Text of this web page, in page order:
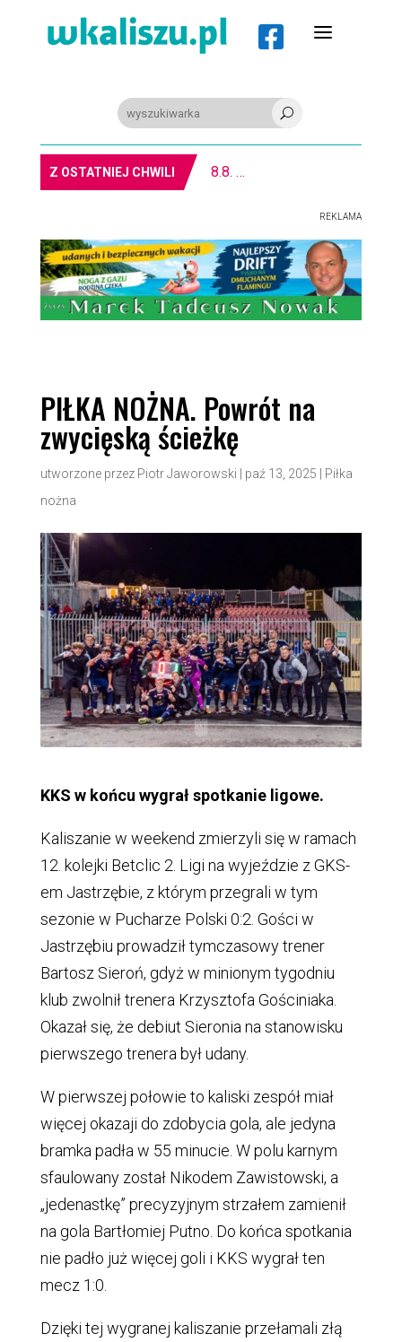
 a
U
Z OSTATNIEJ CHWILI REGION. Mołdawska współpraca Powiatu Kaliskiego
REKLAMA
PIŁKA NOŻNA. Powrót na
zwycięską ścieżkę
utworzone przez Piotr Jaworowski | paź 13, 2025 | Piłka
nożna
KKS w końcu wygrał spotkanie ligowe.
Kaliszanie w weekend zmierzyli się w ramach
12. kolejki Betclic 2. Ligi na wyjeździe z GKS-
em Jastrzębie, z którym przegrali w tym
sezonie w Pucharze Polski 0:2. Gości w
Jastrzębiu prowadził tymczasowy trener
Bartosz Sieroń, gdyż w minionym tygodniu
klub zwolnił trenera Krzysztofa Gościniaka.
Okazał się, że debiut Sieronia na stanowisku
pierwszego trenera był udany.
W pierwszej połowie to kaliski zespół miał
więcej okazaji do zdobycia gola, ale jedyna
bramka padła w 55 minucie. W polu karnym
sfaulowany został Nikodem Zawistowski, a
„jedenastkę” precyzyjnym strzałem zamienił
na gola Bartłomiej Putno. Do końca spotkania
nie padło już więcej goli i KKS wygrał ten
mecz 1:0.
Dzięki tej wygranej kaliszanie przełamali złą